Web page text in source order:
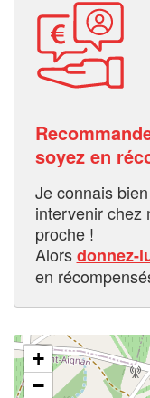
soyez en
Je connais
intervenir chez
proche !
Alorsdonnez-
en
+
−